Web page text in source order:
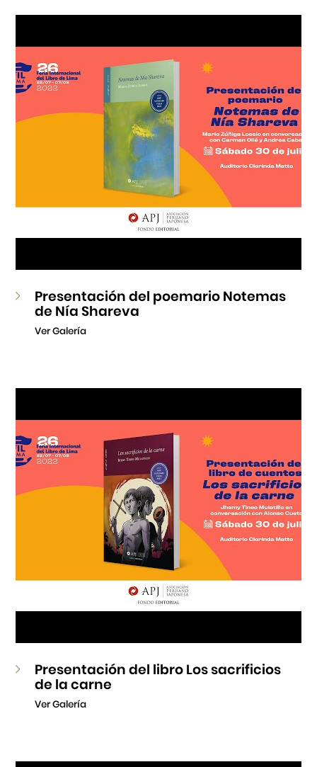
Museo de la Inmigración Japonesa
Fondo Editorial
Teatro Peruano Japonés
Presentación del poemario Notemas
de Nía Shareva
Ver Galería
Presentación del libro Los sacrificios
de la carne
Ver Galería